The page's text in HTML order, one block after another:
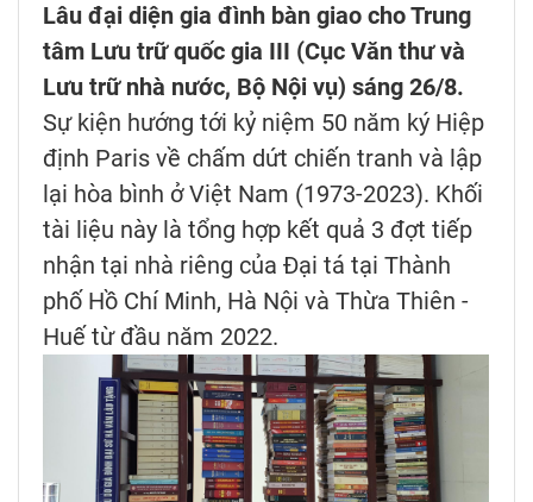
Lâu đại diện gia đình bàn giao cho Trung
tâm Lưu trữ quốc gia III (Cục Văn thư và
Lưu trữ nhà nước, Bộ Nội vụ) sáng 26/8.
Sự kiện hướng tới kỷ niệm 50 năm ký Hiệp
định Paris về chấm dứt chiến tranh và lập
lại hòa bình ở Việt Nam (1973-2023). Khối
tài liệu này là tổng hợp kết quả 3 đợt tiếp
nhận tại nhà riêng của Đại tá tại Thành
phố Hồ Chí Minh, Hà Nội và Thừa Thiên -
Huế từ đầu năm 2022.